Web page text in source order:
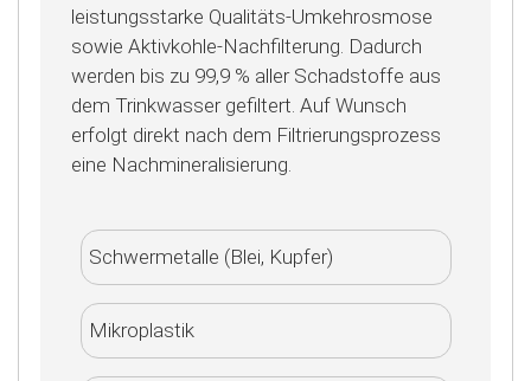
leistungsstarke Qualitäts-Umkehrosmose
sowie Aktivkohle-Nachfilterung. Dadurch
werden bis zu 99,9 % aller Schadstoffe aus
dem Trinkwasser gefiltert. Auf Wunsch
erfolgt direkt nach dem Filtrierungsprozess
eine Nachmineralisierung.
Schwermetalle (Blei, Kupfer)
Mikroplastik